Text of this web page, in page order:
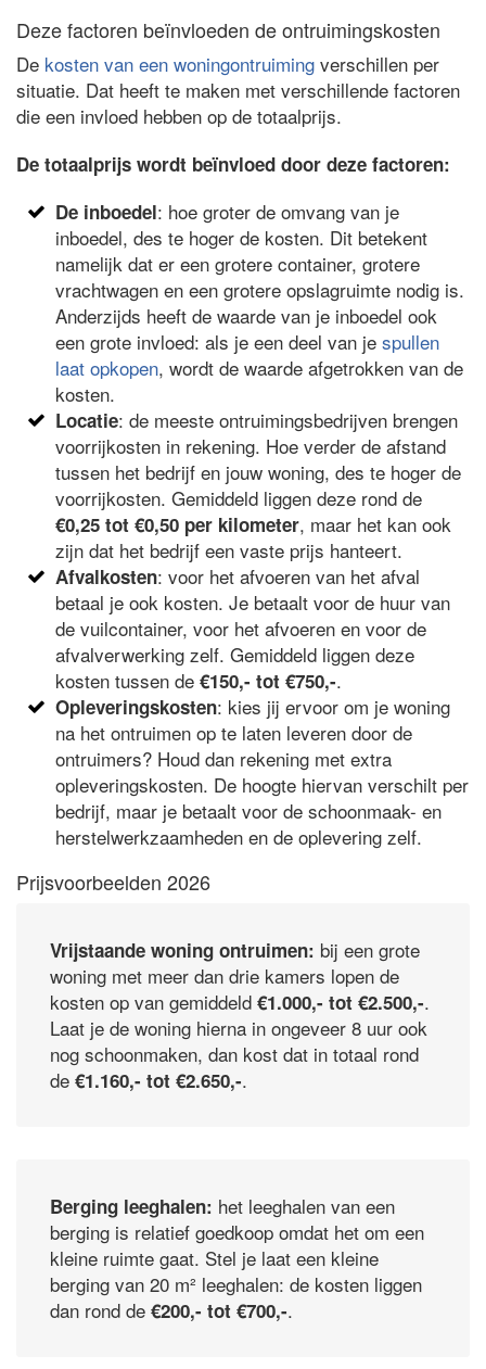
Deze factoren beïnvloeden de ontruimingskosten
De kosten van een woningontruiming verschillen per
situatie. Dat heeft te maken met verschillende factoren
die een invloed hebben op de totaalprijs.
De totaalprijs wordt beïnvloed door deze factoren:
De inboedel: hoe groter de omvang van je
inboedel, des te hoger de kosten. Dit betekent
namelijk dat er een grotere container, grotere
vrachtwagen en een grotere opslagruimte nodig is.
Anderzijds heeft de waarde van je inboedel ook
een grote invloed: als je een deel van jespullen
laat opkopen, wordt de waarde afgetrokken van de
kosten.
Locatie: de meeste ontruimingsbedrijven brengen
voorrijkosten in rekening. Hoe verder de afstand
tussen het bedrijf en jouw woning, des te hoger de
voorrijkosten. Gemiddeld liggen deze rond de
€0,25 tot €0,50 per kilometer, maar het kan ook
zijn dat het bedrijf een vaste prijs hanteert.
Afvalkosten: voor het afvoeren van het afval
betaal je ook kosten. Je betaalt voor de huur van
de vuilcontainer, voor het afvoeren en voor de
afvalverwerking zelf. Gemiddeld liggen deze
kosten tussen de€150,- tot €750,-.
Opleveringskosten: kies jij ervoor om je woning
na het ontruimen op te laten leveren door de
ontruimers? Houd dan rekening met extra
opleveringskosten. De hoogte hiervan verschilt per
bedrijf, maar je betaalt voor de schoonmaak- en
herstelwerkzaamheden en de oplevering zelf.
Prijsvoorbeelden 2026
Vrijstaande woning ontruimen: bij een grote
woning met meer dan drie kamers lopen de
kosten op van gemiddeld €1.000,- tot €2.500,-.
Laat je de woning hierna in ongeveer 8 uur ook
nog schoonmaken, dan kost dat in totaal rond
de €1.160,- tot €2.650,-.
Berging leeghalen: het leeghalen van een
berging is relatief goedkoop omdat het om een
kleine ruimte gaat. Stel je laat een kleine
berging van 20 m² leeghalen: de kosten liggen
dan rond de €200,- tot €700,-.